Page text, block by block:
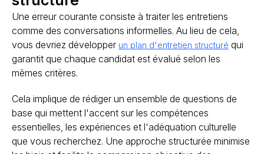
Une erreur courante consiste à traiter les entretiens
comme des conversations informelles. Au lieu de cela,
vous devriez développer un plan d'entretien structuré qui
garantit que chaque candidat est évalué selon les
mêmes critères.
Cela implique de rédiger un ensemble de questions de
base qui mettent l'accent sur les compétences
essentielles, les expériences et l'adéquation culturelle
que vous recherchez. Une approche structurée minimise